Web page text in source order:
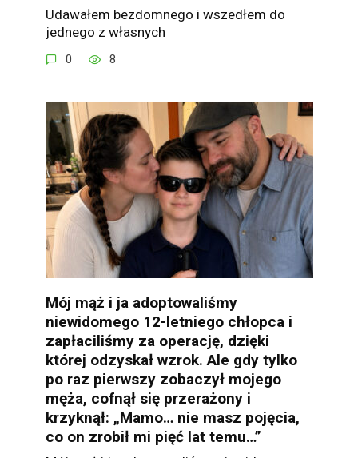
Udawałem bezdomnego i wszedłem do
jednego z własnych
0 8
Mój mąż i ja adoptowaliśmy
niewidomego 12-letniego chłopca i
zapłaciliśmy za operację, dzięki
której odzyskał wzrok. Ale gdy tylko
po raz pierwszy zobaczył mojego
męża, cofnął się przerażony i
krzyknął: „Mamo… nie masz pojęcia,
co on zrobił mi pięć lat temu…”